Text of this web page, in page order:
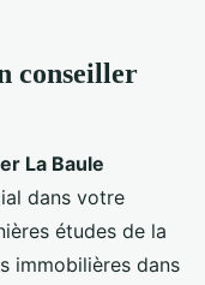
conseiller
La Baule
dans votre
études de la
immobilières dans